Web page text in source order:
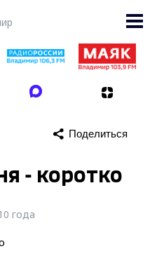
Поделиться
- коротко
года